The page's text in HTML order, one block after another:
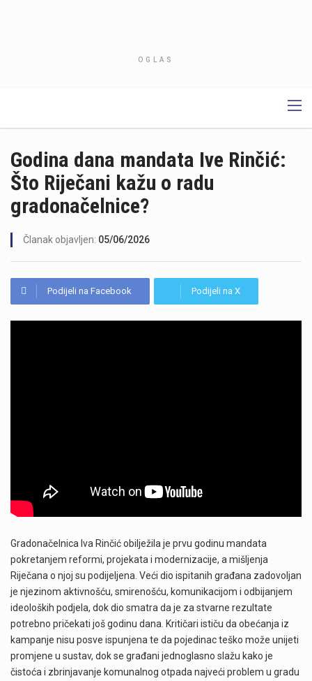
OGLAS
Godina dana mandata Ive Rinčić:
Što Riječani kažu o radu
gradonačelnice?
Članak objavljen: 05/06/2026
Podijeli na Facebook Podijeli na X
Gradonačelnica Iva Rinčić obilježila je prvu godinu mandata
pokretanjem reformi, projekata i modernizacije, a mišljenja
Riječana o njoj su podijeljena. Veći dio ispitanih građana zadovoljan
je njezinom aktivnošću, smirenošću, komunikacijom i odbijanjem
ideoloških podjela, dok dio smatra da je za stvarne rezultate
potrebno pričekati još godinu dana. Kritičari ističu da obećanja iz
kampanje nisu posve ispunjena te da pojedinac teško može unijeti
promjene u sustav, dok se građani jednoglasno slažu kako je
čistoća i zbrinjavanje komunalnog otpada najveći problem u gradu